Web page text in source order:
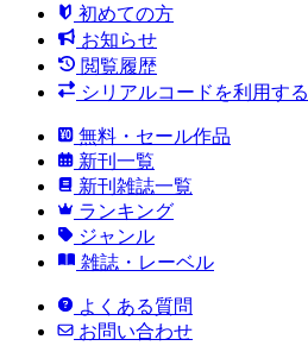
初めての方
お知らせ
閲覧履歴
シリアルコードを利用する
無料・セール作品
新刊一覧
新刊雑誌一覧
ランキング
ジャンル
雑誌・レーベル
よくある質問
お問い合わせ